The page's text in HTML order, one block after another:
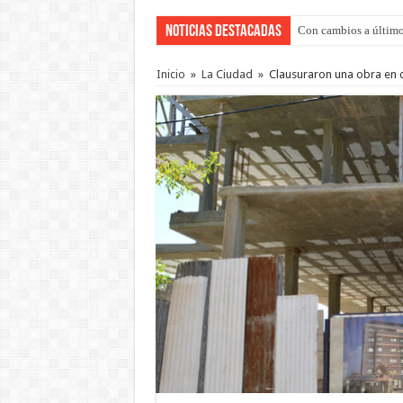
Noticias Destacadas Con cambios a
Adopción en Entre
Inicio » La Ciudad » Clausuraron una obra en